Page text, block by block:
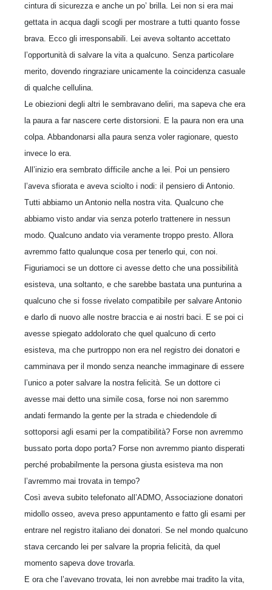
cintura di sicurezza e anche un po’ brilla. Lei non si era mai
gettata in acqua dagli scogli per mostrare a tutti quanto fosse
brava. Ecco gli irresponsabili. Lei aveva soltanto accettato
l’opportunità di salvare la vita a qualcuno. Senza particolare
merito, dovendo ringraziare unicamente la coincidenza casuale
di qualche cellulina.
Le obiezioni degli altri le sembravano deliri, ma sapeva che era
la paura a far nascere certe distorsioni. E la paura non era una
colpa. Abbandonarsi alla paura senza voler ragionare, questo
invece lo era.
All’inizio era sembrato difficile anche a lei. Poi un pensiero
l’aveva sfiorata e aveva sciolto i nodi: il pensiero di Antonio.
Tutti abbiamo un Antonio nella nostra vita. Qualcuno che
abbiamo visto andar via senza poterlo trattenere in nessun
modo. Qualcuno andato via veramente troppo presto. Allora
avremmo fatto qualunque cosa per tenerlo qui, con noi.
Figuriamoci se un dottore ci avesse detto che una possibilità
esisteva, una soltanto, e che sarebbe bastata una punturina a
qualcuno che si fosse rivelato compatibile per salvare Antonio
e darlo di nuovo alle nostre braccia e ai nostri baci. E se poi ci
avesse spiegato addolorato che quel qualcuno di certo
esisteva, ma che purtroppo non era nel registro dei donatori e
camminava per il mondo senza neanche immaginare di essere
l’unico a poter salvare la nostra felicità. Se un dottore ci
avesse mai detto una simile cosa, forse noi non saremmo
andati fermando la gente per la strada e chiedendole di
sottoporsi agli esami per la compatibilità? Forse non avremmo
bussato porta dopo porta? Forse non avremmo pianto disperati
perché probabilmente la persona giusta esisteva ma non
l’avremmo mai trovata in tempo?
Così aveva subito telefonato all’ADMO, Associazione donatori
midollo osseo, aveva preso appuntamento e fatto gli esami per
entrare nel registro italiano dei donatori. Se nel mondo qualcuno
stava cercando lei per salvare la propria felicità, da quel
momento sapeva dove trovarla.
E ora che l’avevano trovata, lei non avrebbe mai tradito la vita,